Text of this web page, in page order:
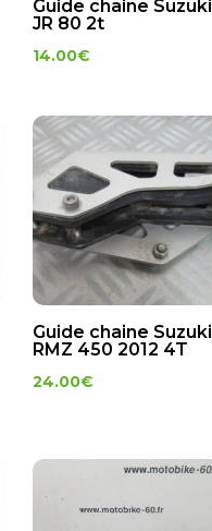
Guide chaine Suzuki
JR 80 2t
14.00€
Guide chaine Suzuki
RMZ 450 2012 4T
24.00€